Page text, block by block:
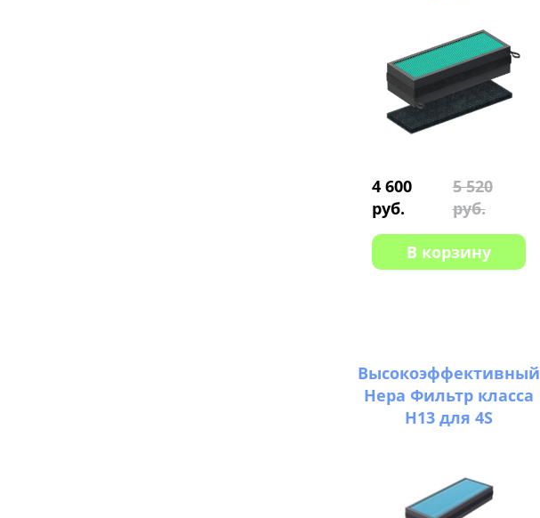
4 600
руб.
5 520
руб.
В корзину
Высокоэффективный
Hepa Фильтр класса
H13 для 4S